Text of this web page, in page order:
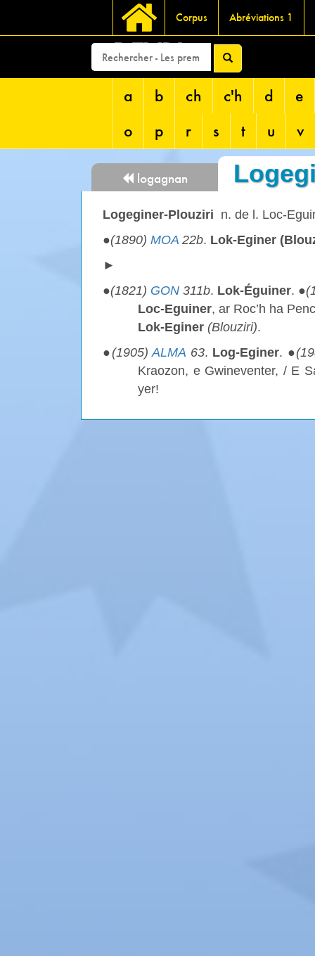
Corpus Abréviations 1
DEVRI
a b ch c'h d
e
o
p r s t u v
logagnan
Logeginer-Plouziri n. de l. Loc-
●(1890) MOA 22b. Lok-Eginer
►
●(1821) GON 311b. Lok-Éguiner. ●
Loc-Eguiner, ar Roc’h ha
Lok-Eginer (Blouziri).
●(1905)ALMA 63. Log-Eginer. ●
Kraozon, e Gwineventer, / E
yer!